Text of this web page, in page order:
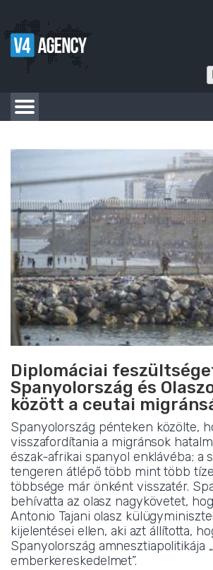
Diplomáciai
Spanyolország és
között a ceutai
Spanyolország pénteken közölte,
visszafordítania a migránsok
észak-afrikai spanyol enklávéba; a
tengeren átlépő több mint több
többsége már önként visszatér.
behívatta az olasz nagykövetet,
Antonio Tajani olasz
kijelentései ellen, aki azt állította,
Spanyolország amnesztiapolitikája
emberkereskedelmet”.